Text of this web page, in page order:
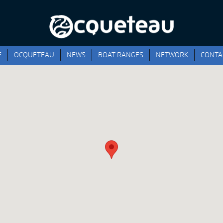
OCQUETEAU NEWS BOAT RANGES NETWORK